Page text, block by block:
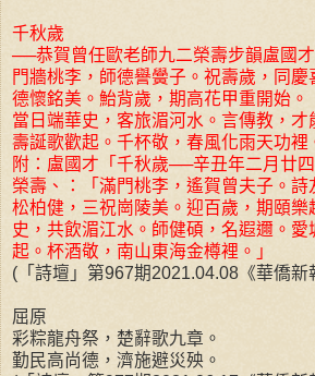
千秋歲
──恭賀曾任歐老師九二榮壽步韻盧國
門牆桃李，師德譽黌子。祝壽歲，同
德懷銘美。鮐背歲，期高花甲重開始。
當日端華史，客旅湄河水。言傳教，才
壽誕歌歡起。千杯敬，春風化雨天功裡
附：盧國才「千秋歲──辛丑年二月廿
榮壽、：「滿門桃李，遙賀曾夫子。詩
松柏健，三祝崗陵美。迎百歲，期頤
史，共飲湄江水。師健碩，名遐邇。
起。杯酒敬，南山東海金樽裡。」
(「詩壇」第967期2021.04.08《華僑新
屈原
彩粽龍舟祭，楚辭歌九章。
勤民高尚德，濟施避災殃。